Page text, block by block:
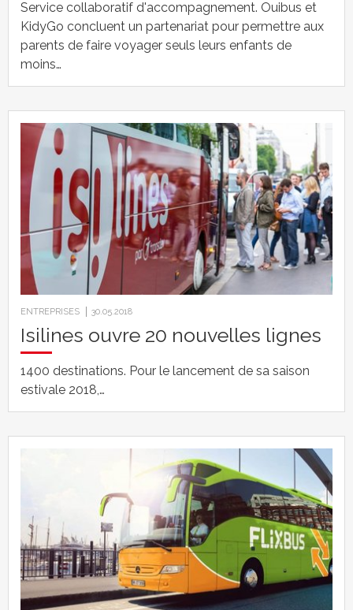
Service collaboratif d'accompagnement. Ouibus et
KidyGo concluent un partenariat pour permettre aux
parents de faire voyager seuls leurs enfants de
moins…
ENTREPRISES 30.05.2018
Isilines ouvre 20 nouvelles lignes
1400 destinations. Pour le lancement de sa saison
estivale 2018,…